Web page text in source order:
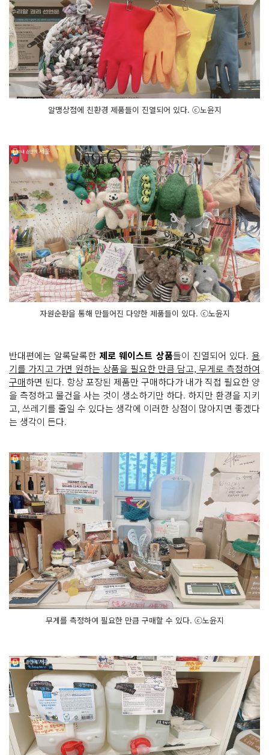
알맹상점에 친환경 제품들이 진열되어 있다. ⓒ노윤지
자원순환을 통해 만들어진 다양한 제품들이 있다. ⓒ노윤지
반대편에는 알록달록한 제로 웨이스트 상품들이 진열되어 있다.용
기를 가지고 가면 원하는 상품을 필요한 만큼 담고, 무게로 측정하여
구매하면 된다. 항상 포장된 제품만 구매하다가 내가 직접 필요한 양
을 측정하고 물건을 사는 것이 생소하기만 하다. 하지만 환경을 지키
고, 쓰레기를 줄일 수 있다는 생각에 이러한 상점이 많아지면 좋겠다
는 생각이 든다.
무게를 측정하여 필요한 만큼 구매할 수 있다. ⓒ노윤지